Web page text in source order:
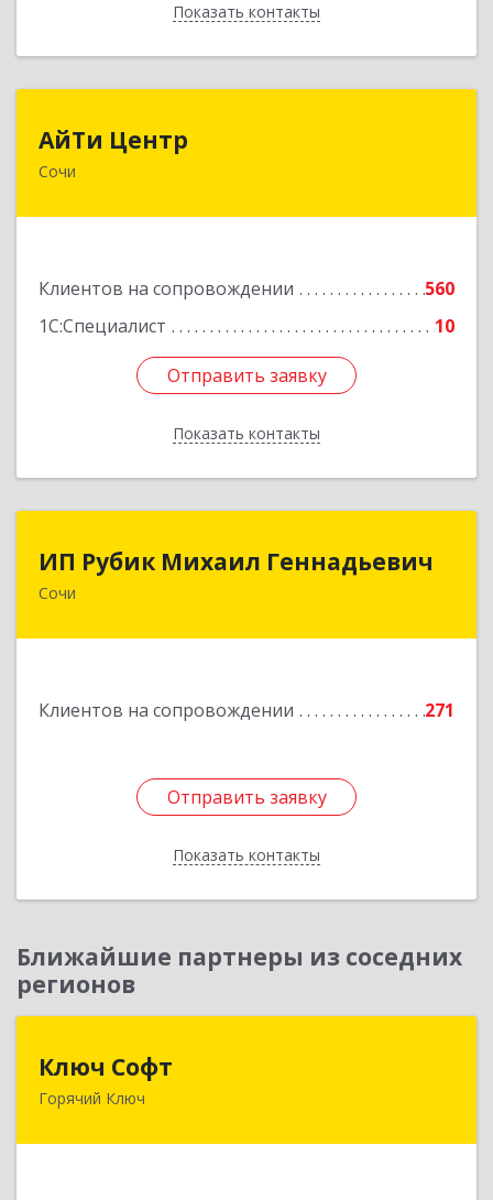
Показать контакты
Назад
АйТи Центр
Сочи
Клиентов на сопровождении
560
1С:Специалист
10
Отправить заявку
Показать контакты
354000, Краснодарский край, Сочи, Московская
Отправить заявку
Назад
ИП Рубик Михаил Геннадьевич
Сочи
Клиентов на сопровождении 271
Отправить заявку
Показать контакты
ИП Рубик Михаил Геннадьевич
Отправить заявку
Назад
Ближайшие партнеры из соседних
регионов
Ключ Софт
Горячий Ключ
353287, Краснодарский край, Горячий Ключ г,